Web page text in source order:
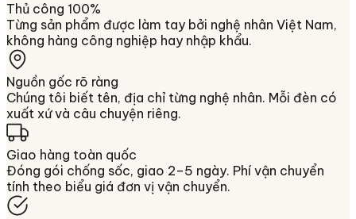
Thủ công 100%
Từng sản phẩm được làm tay bởi nghệ nhân Việt Nam,
không hàng công nghiệp hay nhập khẩu.
Nguồn gốc rõ ràng
Chúng tôi biết tên, địa chỉ từng nghệ nhân. Mỗi đèn có
xuất xứ và câu chuyện riêng.
Giao hàng toàn quốc
Đóng gói chống sốc, giao 2–5 ngày. Phí vận chuyển
tính theo biểu giá đơn vị vận chuyển.